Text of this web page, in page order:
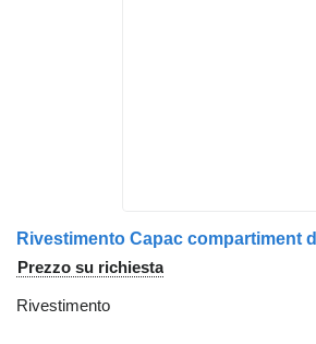
Prezzo su richiesta
Rivestimento